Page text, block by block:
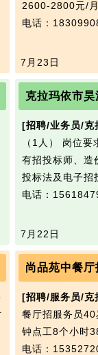
2600-2800元/
电话：
7月23日
克拉玛依市
[招聘/业务员/克
（1人） 岗位
有招投标师、造
投标法及电子招
电话：
7月22日
尚品苑中餐厅
[招聘/服务员/克
餐厅招服务员40
钟点工8个小时
电话：